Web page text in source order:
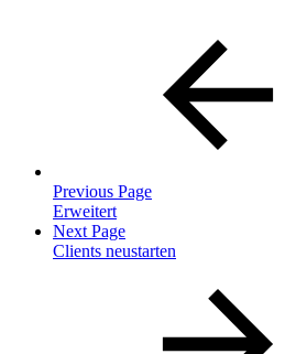
Previous Page
Erweitert
Next Page
Clients neustarten